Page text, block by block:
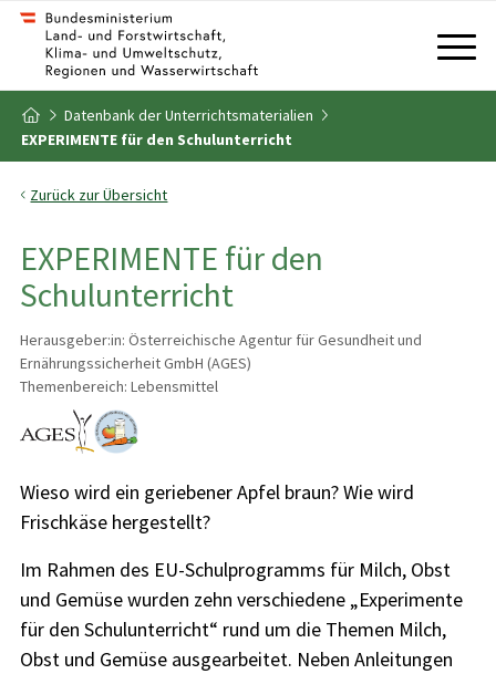
Zum Inhalt
Zum Inhaltsverzeichnis
Zur Startseite
Datenbank der Unterrichtsmaterialien
EXPERIMENTE für den Schulunterricht
Zurück zur Übersicht
EXPERIMENTE für den
Schulunterricht
Herausgeber:in: Österreichische Agentur für Gesundheit und
Ernährungssicherheit GmbH (AGES)
Themenbereich: Lebensmittel
Wieso wird ein geriebener Apfel braun? Wie wird
Frischkäse hergestellt?
Im Rahmen des EU-Schulprogramms für Milch, Obst
und Gemüse wurden zehn verschiedene „Experimente
für den Schulunterricht“ rund um die Themen Milch,
Obst und Gemüse ausgearbeitet. Neben Anleitungen